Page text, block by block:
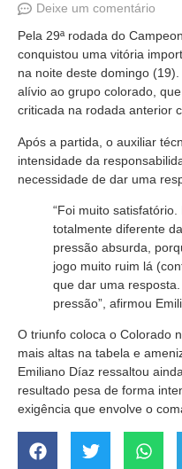
Deixe um comentário
Pela 29ª rodada do
conquistou uma vitória
na noite deste domingo
alívio ao grupo colorado,
criticada na rodada anterior
Após a partida, o auxiliar
intensidade da
necessidade de dar uma
“Foi muito
totalmente diferente
pressão absurda,
jogo muito ruim lá
que dar uma
pressão”, afirmou
O triunfo coloca o Colorado
mais altas na tabela e
Emiliano Díaz ressaltou
resultado pesa de forma
exigência que envolve o